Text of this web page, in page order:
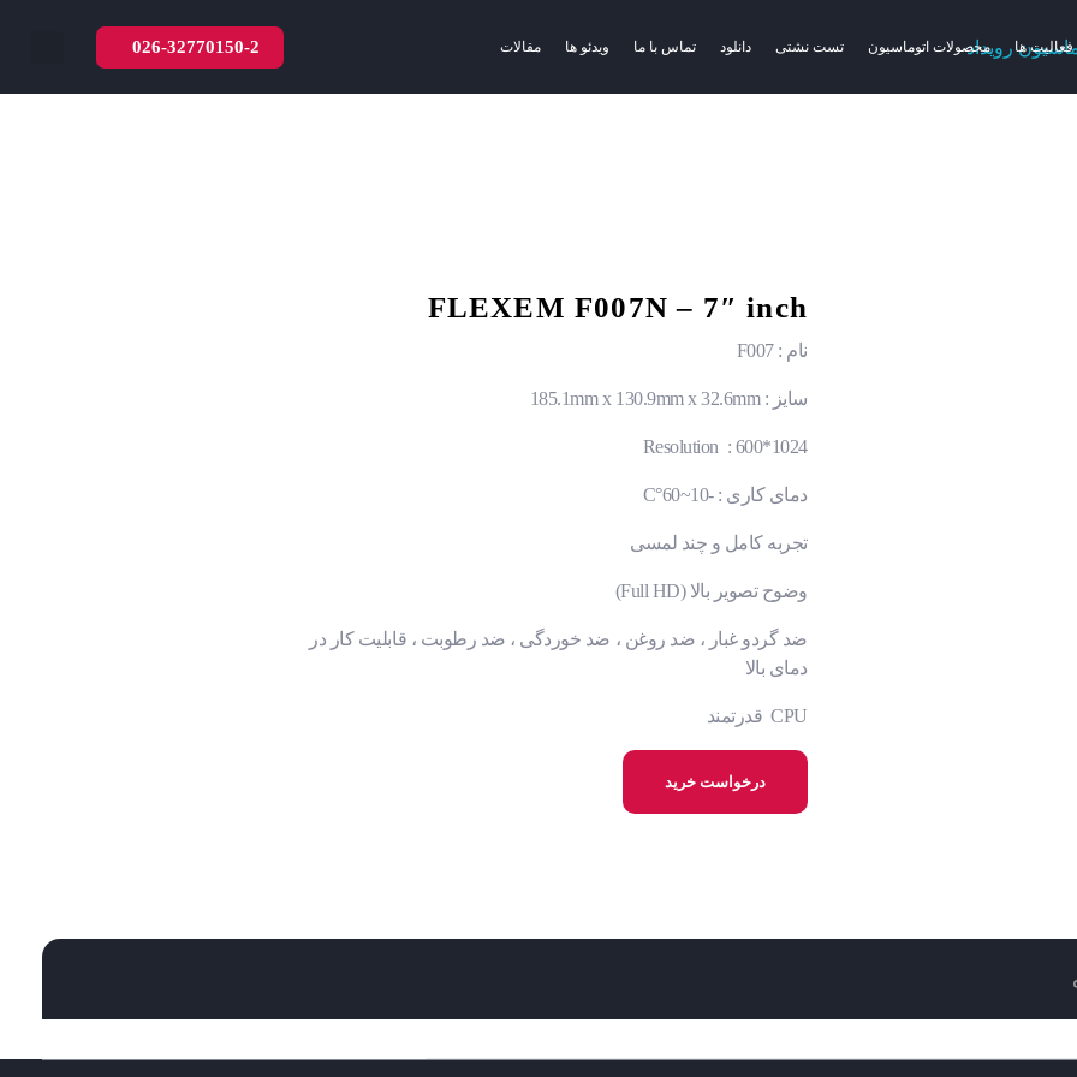
فعالیت ها محصولات اتوماسیون تست نشتی دانلود تماس با ما ویدئو ها مقالات 026-32770150-2
FLEXEM F007N – 7″ inch
نام : F007
سایز : 185.1mm x 130.9mm x 32.6mm
Resolution : 600*1024
دمای کاری : -10~60°C
تجربه کامل و چند لمسی
وضوح تصویر بالا (Full HD)
ضد گردو غبار ، ضد روغن ، ضد خوردگی ، ضد رطوبت ، قابلیت کار در
دمای بالا
CPU قدرتمند
درخواست خرید